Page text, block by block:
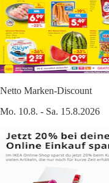
Netto Marken-Discount
Mo. 10.8. - Sa. 15.8.2026